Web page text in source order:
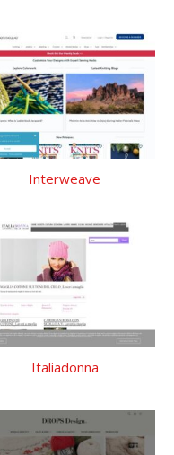
Interweave
Italiadonna